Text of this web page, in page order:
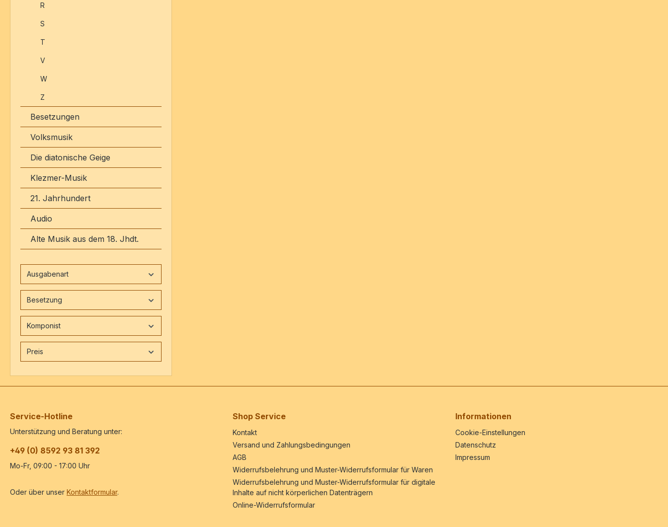
R
S
T
V
W
Z
Besetzungen
Volksmusik
Die diatonische Geige
Klezmer-Musik
21. Jahrhundert
Audio
Alte Musik aus dem 18. Jhdt.
Ausgabenart
Besetzung
Komponist
Preis
Service-Hotline
Unterstützung und Beratung unter:
+49 (0) 8592 93 81 392
Mo-Fr, 09:00 - 17:00 Uhr
Oder über unser Kontaktformular.
Shop Service
Kontakt
Versand und Zahlungsbedingungen
AGB
Widerrufsbelehrung und Muster-Widerrufsformular für Waren
Widerrufsbelehrung und Muster-Widerrufsformular für digitale
Inhalte auf nicht körperlichen Datenträgern
Online-Widerrufsformular
Informationen
Cookie-Einstellungen
Datenschutz
Impressum